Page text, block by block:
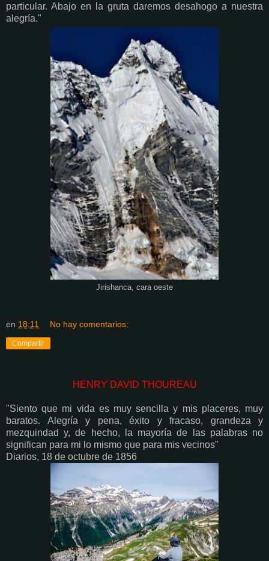
particular. Abajo en la gruta daremos desahogo a nuestra
alegría."
Jirishanca, cara oeste
en 18:11 No hay comentarios:
Compartir
HENRY DAVID THOUREAU
"Siento que mi vida es muy sencilla y mis placeres, muy
baratos. Alegría y pena, éxito y fracaso, grandeza y
mezquindad y, de hecho, la mayoría de las palabras no
significan para mi lo mismo que para mis vecinos"
Diarios, 18 de octubre de 1856